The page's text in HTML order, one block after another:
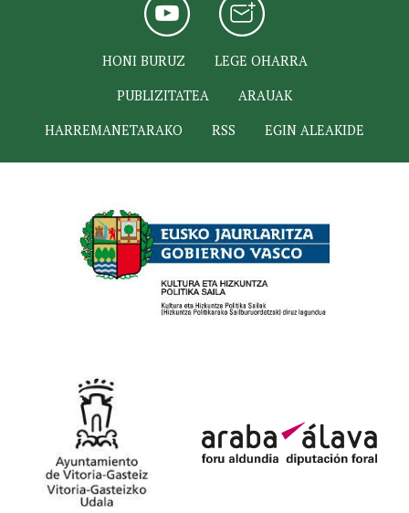
HONI BURUZ
LEGE OHARRA
PUBLIZITATEA
ARAUAK
HARREMANETARAKO
RSS EGIN ALEAKIDE